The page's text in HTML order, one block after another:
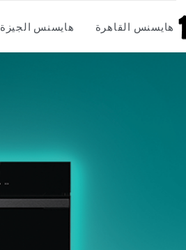
Skip
to
content
هايسنس القاهرة هايسنس الجيزة